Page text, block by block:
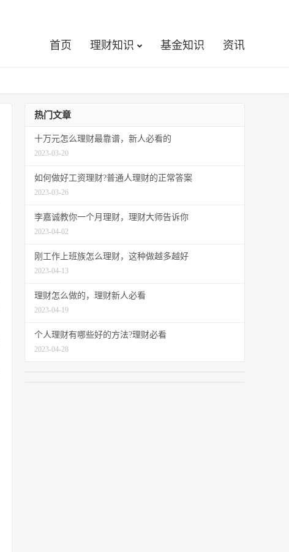
首页 理财知识 基金知识 资讯
热门文章
十万元怎么理财最靠谱，新人必看的
2023-03-20
如何做好工资理财?普通人理财的正常答案
2023-03-26
李嘉诚教你一个月理财，理财大师告诉你
2023-04-02
刚工作上班族怎么理财，这种做越多越好
2023-04-13
理财怎么做的，理财新人必看
2023-04-19
个人理财有哪些好的方法?理财必看
2023-04-28